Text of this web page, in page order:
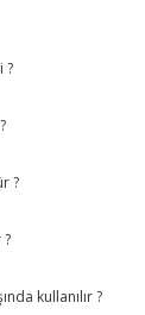
?
?
kullanılır ?